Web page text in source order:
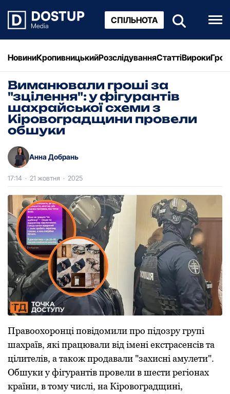
СПІЛЬНОТА
НовиниКропивницькийРозслідуванняСтаттіВироки
Виманювали гроші за
"зцілення": у фігурантів
шахрайської схеми з
Кіровоградщини провели
обшуки
Анна Добрань
17:14 · 21 жовтня · 2025
Правоохоронці повідомили про підозру групі
шахраїв, які працювали від імені екстрасенсів та
цілителів, а також продавали "захисні амулети".
Обшуки у фігурантів провели в шести регіонах
країни, в тому числі, на Кіровоградщині,